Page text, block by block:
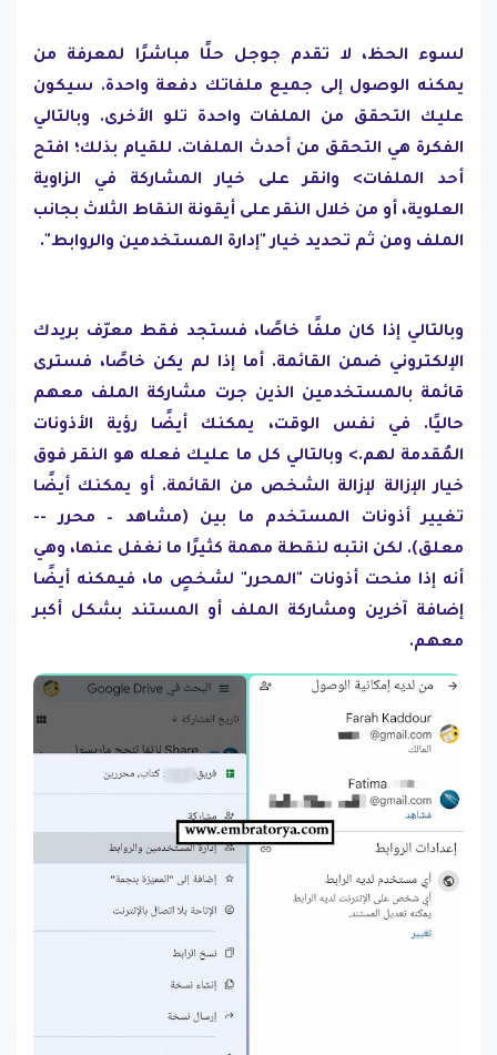
لسوء الحظ، لا تقدم جوجل حلًا مباشرًا لمعرفة من
يمكنه الوصول إلى جميع ملفاتك دفعة واحدة. سيكون
عليك التحقق من الملفات واحدة تلو الأخرى. وبالتالي
الفكرة هي التحقق من أحدث الملفات. للقيام بذلك؛ افتح
أحد الملفات> وانقر على خيار المشاركة في الزاوية
العلوية، أو من خلال النقر على أيقونة النقاط الثلاث بجانب
الملف ومن ثم تحديد خيار "إدارة المستخدمين والروابط".
وبالتالي إذا كان ملفًا خاصًا، فستجد فقط معرّف بريدك
الإلكتروني ضمن القائمة. أما إذا لم يكن خاصًا، فسترى
قائمة بالمستخدمين الذين جرت مشاركة الملف معهم
حاليًا. في نفس الوقت، يمكنك أيضًا رؤية الأذونات
المُقدمة لهم.> وبالتالي كل ما عليك فعله هو النقر فوق
خيار الإزالة لإزالة الشخص من القائمة. أو يمكنك أيضًا
تغيير أذونات المستخدم ما بين (مشاهد – محرر --
معلق). لكن انتبه لنقطة مهمة كثيرًا ما نغفل عنها، وهي
أنه إذا منحت أذونات "المحرر" لشخصٍ ما، فيمكنه أيضًا
إضافة آخرين ومشاركة الملف أو المستند بشكل أكبر
معهم.